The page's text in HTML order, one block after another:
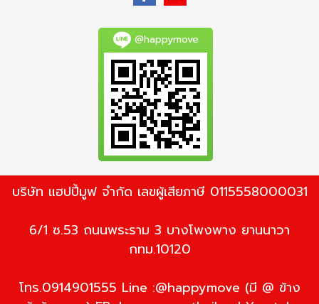
@happymove
บริษัท แฮปปี้มูฟ จำกัด เลขผู้เสียภาษี 0115558000031
6/1 ซ.53 ถนนพระราม 3 บางโพงพาง ยานนาวา
กทม.10120
โทร.0914901555 Line :@happymove (มี @ ข้าง